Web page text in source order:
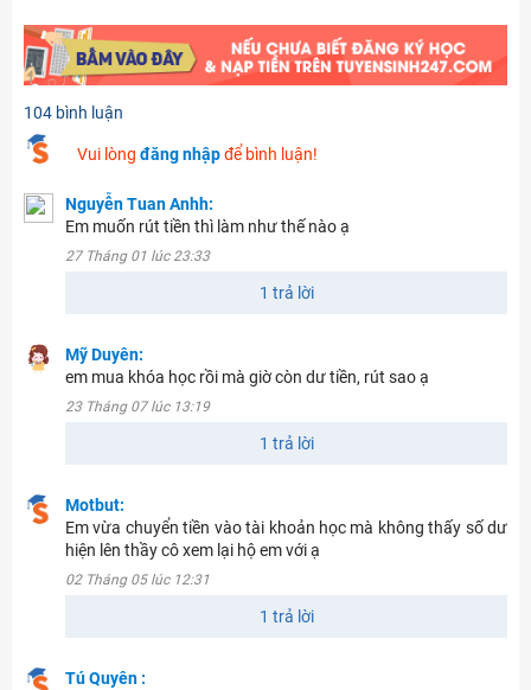
104 bình luận
Vui lòng đăng nhậpđể bình luận!
Nguyễn Tuan Anhh:
Em muốn rút tiền thì làm như thế nào ạ
27 Tháng 01 lúc 23:33
1 trả lời
Mỹ Duyên:
em mua khóa học rồi mà giờ còn dư tiền, rút sao ạ
23 Tháng 07 lúc 13:19
1 trả lời
Motbut:
Em vừa chuyển tiền vào tài khoản học mà không thấy số dư
hiện lên thầy cô xem lại hộ em với ạ
02 Tháng 05 lúc 12:31
1 trả lời
Tú Quyên :